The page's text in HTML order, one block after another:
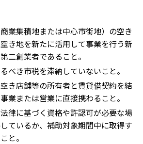
業集積地または中心市街地）の空き
き地を新たに活用して事業を行う新
二創業者であること。
べき市税を滞納していないこと。
き店舗等の所有者と賃貸借契約を結
業または営業に直接携わること。
律に基づく資格や許認可が必要な場
ているか、補助対象期間中に取得す
と。